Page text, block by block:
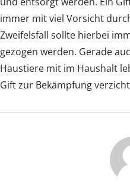
immer mit viel Vorsicht
Zweifelsfall sollte hierbei
gezogen werden. Gerade
Haustiere mit im Haushalt
Gift zur Bekämpfung